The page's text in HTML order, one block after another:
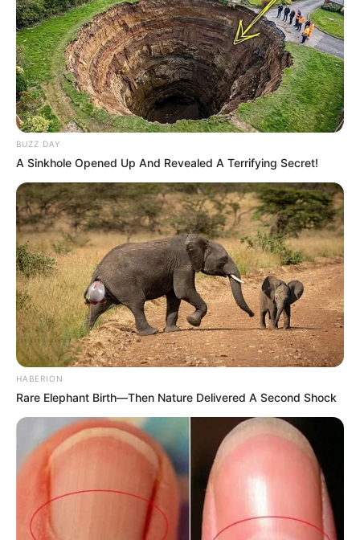
BUZZ DAY
A Sinkhole Opened Up And Revealed A Terrifying Secret!
HABERION
Rare Elephant Birth—Then Nature Delivered A Second Shock